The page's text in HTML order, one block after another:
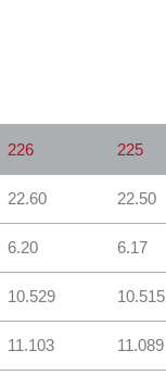
226 225
22.60 22.50
6.20 6.17
10.529 10.515
11.103 11.089